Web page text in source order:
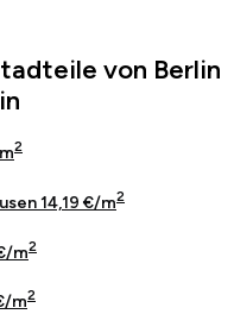
von Berlin
2
14,19 €/m2
m2
m2